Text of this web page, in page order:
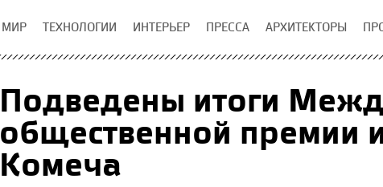
МИР ТЕХНОЛОГИИ ИНТЕРЬЕР ПРЕССА АРХИТЕКТОРЫ
Подведены итоги
общественной премии
Комеча